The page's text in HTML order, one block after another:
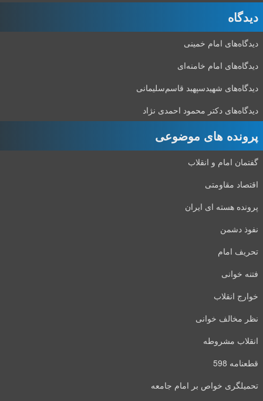
دیدگاه‌
دیدگاه‌های امام خمینی
دیدگاه‌های امام خامنه‌ای
دیدگاه‌های شهید‌سپهبد قاسم‌سلیمانی
دیدگاه‌های دکتر محمود احمدی نژاد
پرونده های موضوعی
گفتمان امام و انقلاب
اقتصاد مقاومتی
پرونده هسته ای ایران
نفوذ دشمن
تحریف امام
فتنه خوانی
خوارج انقلاب
نظر مخالف خوانی
انقلاب مشروطه
قطعنامه 598
تحمیلگری خواص بر امام جامعه